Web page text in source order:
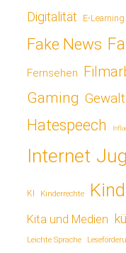
Digitalität E-Learning
Fake News
Fernsehen
Gaming Gewalt
Hatespeech
Internet
KI Kinderrechte
Kita und Medien
Leichte Sprache